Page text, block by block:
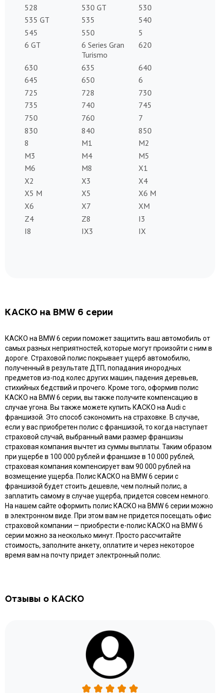
528
530 GT
530
535 GT
535
540
545
550
5
6 GT
6 Series Gran
Turismo
620
630 635
640
645
650
6
725
728
730
735
740
745
750
760
7
830
840
850
8
M1
M2
M3
M4
M5
M6
M8
X1
X2
X3
X4
X5 M
X5
X6 M
X6
X7
XM
Z4
Z8
I3
I8
IX3 IX
КАСКО на BMW 6 серии
КАСКО на BMW 6 серии поможет защитить ваш автомобиль от
самых разных неприятностей, которые могут произойти с ним в
дороге. Страховой полис покрывает ущерб автомобилю,
полученный в результате ДТП, попадания инородных
предметов из-под колес других машин, падения деревьев,
стихийных бедствий и прочего. Кроме того, оформив полис
КАСКО на BMW 6 серии, вы также получите компенсацию в
случае угона. Вы также можете купить КАСКО на Audi с
франшизой. Это способ сэкономить на страховке. В случае,
если у вас приобретен полис с франшизой, то когда наступает
страховой случай, выбранный вами размер франшизы
страховая компания вычтет из суммы выплаты. Таким образом
при ущербе в 100 000 рублей и франшизе в 10 000 рублей,
страховая компания компенсирует вам 90 000 рублей на
возмещение ущерба. Полис КАСКО на BMW 6 серии с
франшизой будет стоить дешевле, чем полный полис, а
заплатить самому в случае ущерба, придется совсем немного.
На нашем сайте оформить полис КАСКО на BMW 6 серии можно
в электронном виде. При этом вам не придется посещать офис
страховой компании — приобрести e-полис КАСКО на BMW 6
серии можно за несколько минут. Просто рассчитайте
стоимость, заполните анкету, оплатите и через некоторое
время вам на почту придет электронный полис.
Отзывы о КАСКО